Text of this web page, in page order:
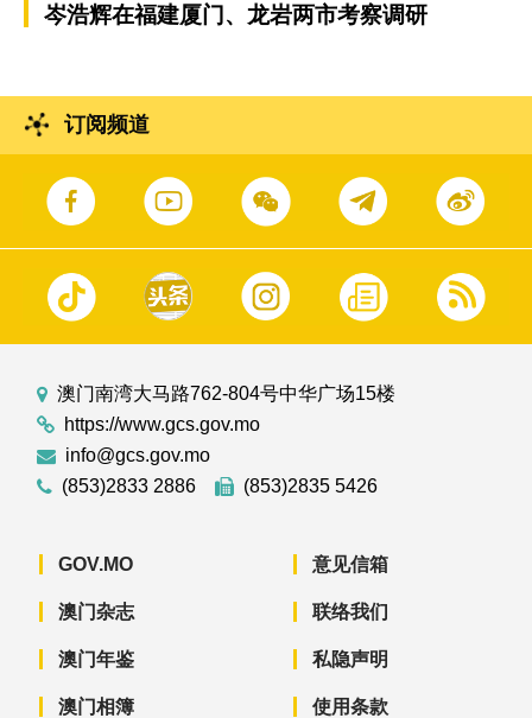
岑浩辉在福建厦门、龙岩两市考察调研
订阅频道
澳门南湾大马路762-804号中华广场15楼
https://www.gcs.gov.mo
info@gcs.gov.mo
(853)2833 2886
(853)2835 5426
GOV.MO
澳门杂志
澳门年鉴
澳门相簿
意见信箱
联络我们
私隐声明
使用条款